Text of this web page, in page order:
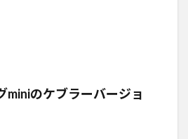
miniのケブラーバージョ